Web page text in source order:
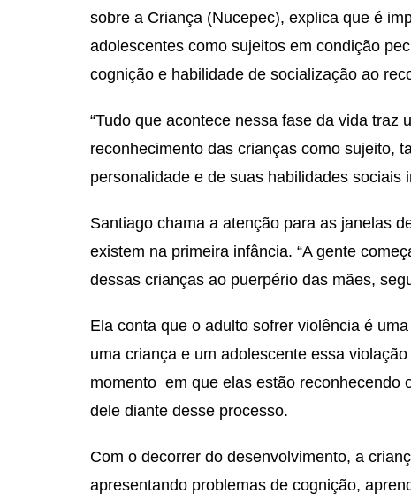
sobre a Criança (Nucepec), explica que é
adolescentes como sujeitos em condição
cognição e habilidade de socialização ao
“Tudo que acontece nessa fase da vida
reconhecimento das crianças como sujeito,
personalidade e de suas habilidades sociais
Santiago chama a atenção para as janelas
existem na primeira infância. “A gente
dessas crianças ao puerpério das mães,
Ela conta que o adulto sofrer violência é
uma criança e um adolescente essa
momento em que elas estão reconhecendo
dele diante desse processo.
Com o decorrer do desenvolvimento, a
apresentando problemas de cognição,